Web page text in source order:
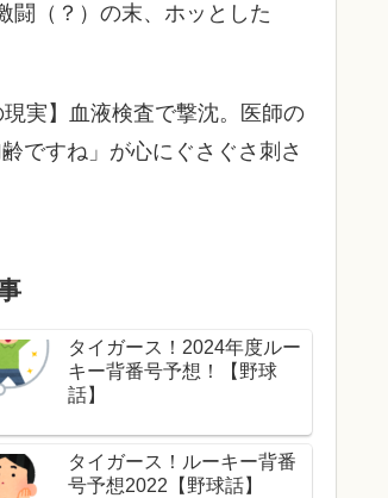
闘（？）の末、ホッとした
現実】血液検査で撃沈。医師の
齢ですね」が心にぐさぐさ刺さ
タイガース！2024年度ルー
キー背番号予想！【野球
話】
タイガース！ルーキー背番
号予想2022【野球話】